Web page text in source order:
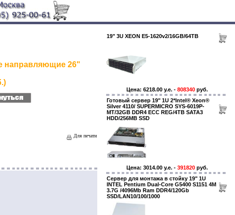
направляющие 26"
Для печати
19" 3U XEON E5-1620v2/16GB/64TB
Цена: 6218.00 y.e. - 808340руб.
Готовый сервер 19" 1U 2*Intel® Xeon®
Silver 4110/ SUPERMICRO SYS-6019P-
MT/32GB DDR4 ECC REG/4TB SATA3
HDD/256MB SSD
Цена: 3014.00 y.e. - 391820руб.
Сервер для монтажа в стойку 19" 1U
INTEL Pentium Dual-Core G5400 S1151 4M
3.7G /4096Mb Ram DDR4/120Gb
SSD/LAN10/100/1000